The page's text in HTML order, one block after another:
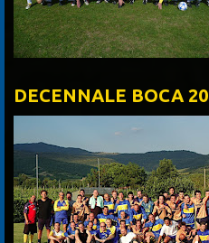
DECENNALE BOCA